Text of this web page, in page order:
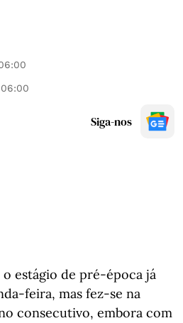
Siga-nos
estágio de pré-época já
feira, mas fez-se na
consecutivo, embora com